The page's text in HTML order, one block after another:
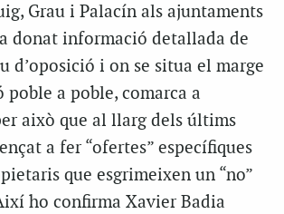
Grau i Palacín als ajuntaments
donat informació detallada de
d’oposició i on se situa el marge
poble a poble, comarca a
això que al llarg dels últims
a fer “ofertes” específiques
que esgrimeixen un “no”
ho confirma Xavier Badia